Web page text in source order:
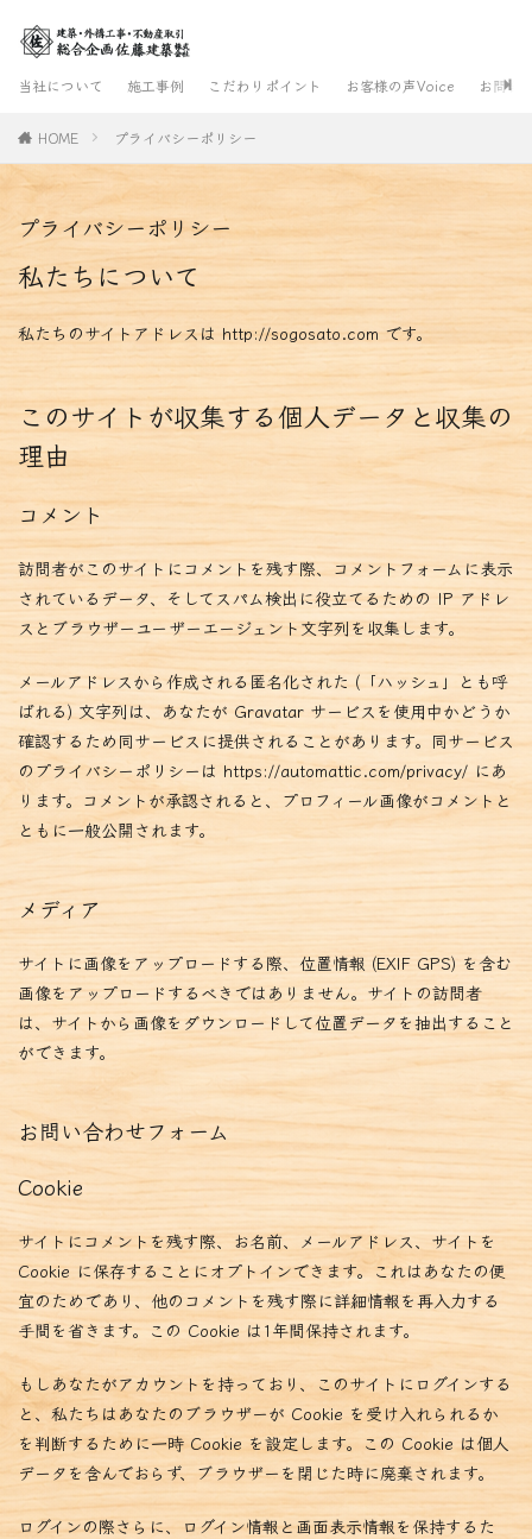
当社について 施工事例 こだわりポイント お客様の声Voice お問合
HOME プライバシーポリシー
プライバシーポリシー
私たちについて
私たちのサイトアドレスは http://sogosato.com です。
このサイトが収集する個人データと収集の
理由
コメント
訪問者がこのサイトにコメントを残す際、コメントフォームに表示
されているデータ、そしてスパム検出に役立てるための IP アドレ
スとブラウザーユーザーエージェント文字列を収集します。
メールアドレスから作成される匿名化された (「ハッシュ」とも呼
ばれる) 文字列は、あなたが Gravatar サービスを使用中かどうか
確認するため同サービスに提供されることがあります。同サービス
のプライバシーポリシーは https://automattic.com/privacy/ にあ
ります。コメントが承認されると、プロフィール画像がコメントと
ともに一般公開されます。
メディア
サイトに画像をアップロードする際、位置情報 (EXIF GPS) を含む
画像をアップロードするべきではありません。サイトの訪問者
は、サイトから画像をダウンロードして位置データを抽出すること
ができます。
お問い合わせフォーム
Cookie
サイトにコメントを残す際、お名前、メールアドレス、サイトを
Cookie に保存することにオプトインできます。これはあなたの便
宜のためであり、他のコメントを残す際に詳細情報を再入力する
手間を省きます。この Cookie は1年間保持されます。
もしあなたがアカウントを持っており、このサイトにログインする
と、私たちはあなたのブラウザーが Cookie を受け入れられるか
を判断するために一時 Cookie を設定します。この Cookie は個人
データを含んでおらず、ブラウザーを閉じた時に廃棄されます。
ログインの際さらに、ログイン情報と画面表示情報を保持するた